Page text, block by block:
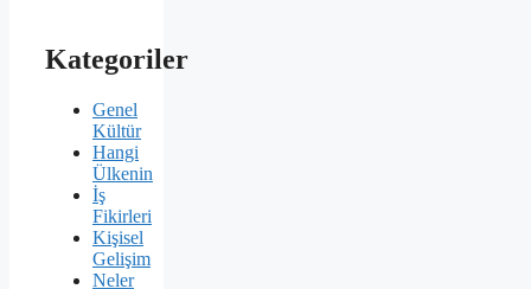
Kategoriler
Genel
Kültür
Hangi
Ülkenin
İş
Fikirleri
Kişisel
Gelişim
Neler